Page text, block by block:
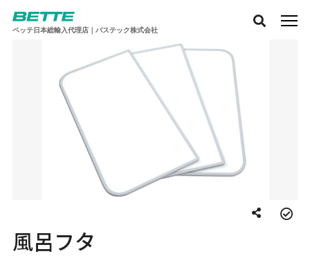
ベッテ日本総輸入代理店｜バステック株式会社
風呂フタ